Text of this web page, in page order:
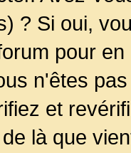
? Si oui,
pour
n'êtes
et
là que